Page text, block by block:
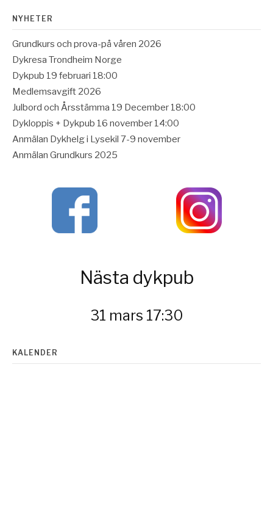
NYHETER
Grundkurs och prova-på våren 2026
Dykresa Trondheim Norge
Dykpub 19 februari 18:00
Medlemsavgift 2026
Julbord och Årsstämma 19 December 18:00
Dykloppis + Dykpub 16 november 14:00
Anmälan Dykhelg i Lysekil 7-9 november
Anmälan Grundkurs 2025
Nästa dykpub
31 mars 17:30
KALENDER